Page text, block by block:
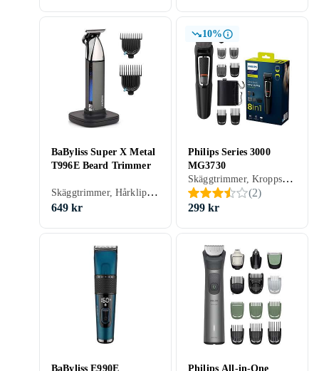
BaByliss Super X Metal
T996E Beard Trimmer
Skäggtrimmer, Hårklippare, Batteridrift, För våt och torr användning, Batterinivåindikator, Display, Handtag, Stöd för snabbladdning, Laddningsställ, Vattentät, Laddningsindikator, Hårkam ingår
649 kr
10%
Philips Series 3000
MG3730
Skäggtrimmer, Kroppshår, Nästrimmer & örontrimmer, Hårklippare, Batteridrift, Display, Multitrimmer, Precisionsskärsystem, Självslipande blad, Hårkam ingår, Oljefri underhåll
(2)
299 kr
BaByliss E990E
Philips All-in-One